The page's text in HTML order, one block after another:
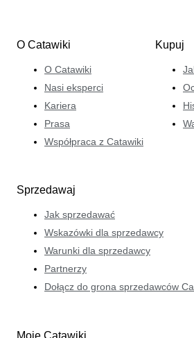
O Catawiki
O Catawiki
Nasi eksperci
Kariera
Prasa
Współpraca z Catawiki
Kupuj
Sprzedawaj
Jak sprzedawać
Wskazówki dla sprzedawcy
Warunki dla sprzedawcy
Partnerzy
Dołącz do grona sprzedawców
Moje Catawiki